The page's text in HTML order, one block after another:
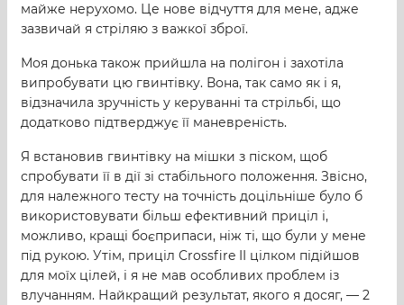
майже нерухомо. Це нове відчуття для мене, адже
зазвичай я стріляю з важкої зброї.
Моя донька також прийшла на полігон і захотіла
випробувати цю гвинтівку. Вона, так само як і я,
відзначила зручність у керуванні та стрільбі, що
додатково підтверджує її маневреність.
Я встановив гвинтівку на мішки з піском, щоб
спробувати її в дії зі стабільного положення. Звісно,
для належного тесту на точність доцільніше було б
використовувати більш ефективний приціл і,
можливо, кращі боєприпаси, ніж ті, що були у мене
під рукою. Утім, приціл Crossfire II цілком підійшов
для моїх цілей, і я не мав особливих проблем із
влучанням. Найкращий результат, якого я досяг, — 2